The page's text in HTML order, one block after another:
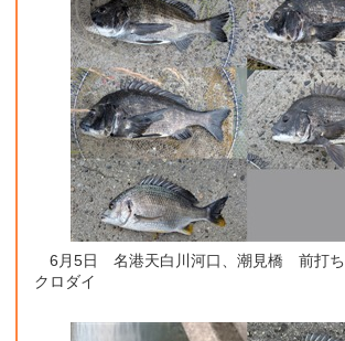
6月5日 名港天白川河口、潮見橋 前打ち
クロダイ